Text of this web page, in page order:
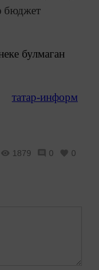
бюджет
булмаган
татар-информ
1879 0 0